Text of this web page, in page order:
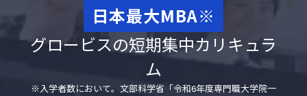
日本最大MBA※
グロービスの短期集中カリキュラ
ム
※入学者数において。文部科学省「令和6年度専門職大学院一